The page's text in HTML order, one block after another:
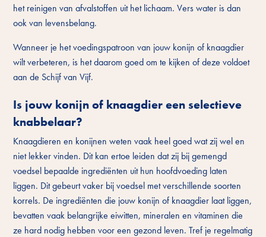
het reinigen van afvalstoffen uit het lichaam. Vers water is dan
ook van levensbelang.
Wanneer je het voedingspatroon van jouw konijn of knaagdier
wilt verbeteren, is het daarom goed om te kijken of deze voldoet
aan de Schijf van Vijf.
Is jouw konijn of knaagdier een selectieve
knabbelaar?
Knaagdieren en konijnen weten vaak heel goed wat zij wel en
niet lekker vinden. Dit kan ertoe leiden dat zij bij gemengd
voedsel bepaalde ingrediënten uit hun hoofdvoeding laten
liggen. Dit gebeurt vaker bij voedsel met verschillende soorten
korrels. De ingrediënten die jouw konijn of knaagdier laat liggen,
bevatten vaak belangrijke eiwitten, mineralen en vitaminen die
ze hard nodig hebben voor een gezond leven. Tref je regelmatig